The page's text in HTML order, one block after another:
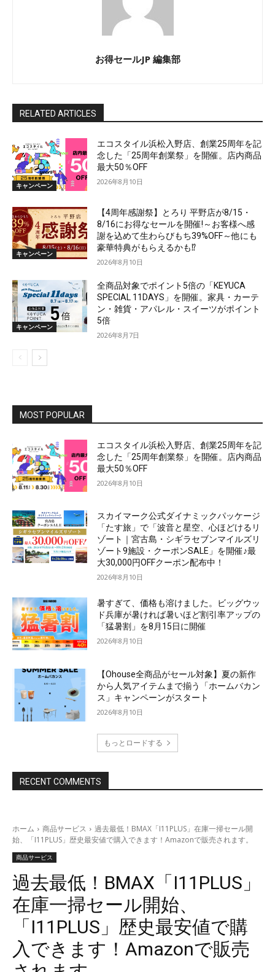
お得セールJP 編集部
RELATED ARTICLES
キャンペーン
エコスタイル浜松入野店、創業25周年を記
念した「25周年創業祭」を開催。店内商品
最大50％OFF
2026年8月10日
キャンペーン
【4周年感謝祭】とろり 平野店が8/15・
8/16にお得なセールを開催!～お客様へ感
謝を込めて生わらびもち39%OFF～他にも
豪華特典がもらえるかも⁉
2026年8月10日
キャンペーン
全商品対象でポイント5倍の「KEYUCA
SPECIAL 11DAYS」を開催。家具・カーテ
ン・雑貨・アパレル・スイーツがポイント
5倍
2026年8月7日
MOST POPULAR
エコスタイル浜松入野店、創業25周年を記
念した「25周年創業祭」を開催。店内商品
最大50％OFF
2026年8月10日
スカイマーク公式ダイナミックパッケージ
「たす旅」で「波音と星空、心ほどけるリ
ゾート｜宮古島・シギラセブンマイルズリ
ゾート9施設・クーポンSALE」を開催♪最
大30,000円OFFクーポン配布中！
2026年8月10日
暑すぎて、価格も溶けました。ビッグウッ
ド兵庫が暑ければ暑いほど割引率アップの
「猛暑割」を8月15日に開催
2026年8月10日
【Ohouse全商品がセール対象】夏の新作
から人気アイテムまで揃う「ホームバカン
ス」キャンペーンがスタート
2026年8月10日
もっとロードする
RECENT COMMENTS